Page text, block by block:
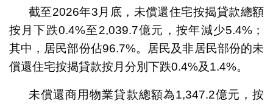
截至2026年3月底，未償還住宅按揭貸款總額
按月下跌0.4%至2,039.7億元，按年減少5.4%；
其中，居民部份佔96.7%。居民及非居民部份的未
償還住宅按揭貸款按月分別下跌0.4%及1.4%。
未償還商用物業貸款總額為1,347.2億元，按